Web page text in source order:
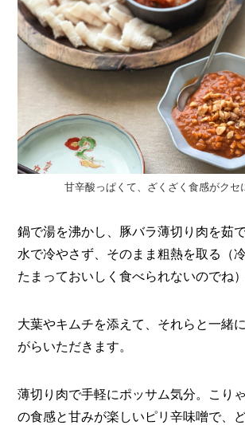
甘辛酸っぱくて、ざくざく食感がクセ
鍋で湯を沸かし、豚バラ薄切り肉を茹
水で冷やさず、そのまま粗熱を取る（
たまっておいしく食べられないのでね）
大葉やキムチを添えて、それらと一緒
がらいただきます。
薄切り肉で手軽にポッサム気分。こり
の食感と甘みが楽しいピリ辛味噌で、